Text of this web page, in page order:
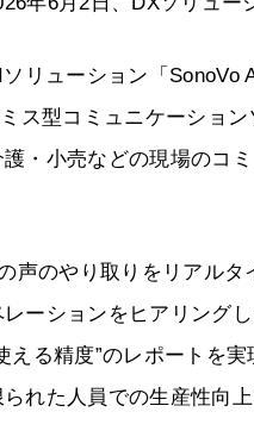
リューション「SonoVo
ス型コミュニケーショ
・小売などの現場のコ
声のやり取りをリアル
ーションをヒアリング
える精度”のレポートを
れた人員での生産性向上